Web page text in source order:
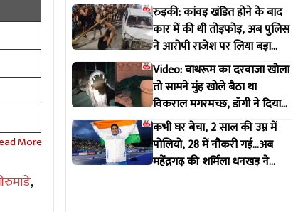
,
रुड़की: कांवड़ खंडित होने के बाद
कार में की थी तोड़फोड़, अब पुलिस
ने आरोपी राजेश पर लिया बड़ा
एक्शन
Video: बाथरूम का दरवाजा खोला
तो सामने मुंह खोले बैठा था
विकराल मगरमच्छ, डॉगी ने दिया
मकान मालिक को इशारा
कभी घर बेचा, 2 साल की उम्र में
पोलियो, 28 में नौकरी गई...अब
महेंद्रगढ़ की शर्मिला धनखड़ ने